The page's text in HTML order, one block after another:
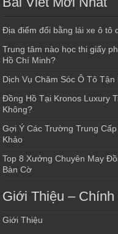
Địa điểm đổi bằng lái xe ô tô
Trung tâm nào học thi giấy
Hồ Chí Minh?
Dịch Vụ Chăm Sóc Ô Tô
Đồng Hồ Tại Kronos Luxury
Không?
Gợi Ý Các Trường Trung
Khảo
Top 8 Xưởng Chuyên May
Bàn Cờ
Giới Thiệu – Chính
Giới Thiệu